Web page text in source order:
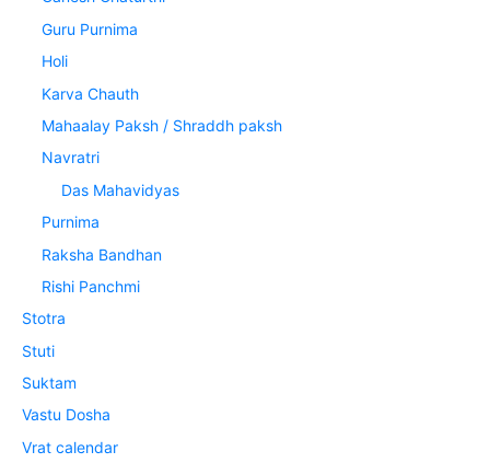
Guru Purnima
Holi
Karva Chauth
Mahaalay Paksh / Shraddh paksh
Navratri
Das Mahavidyas
Purnima
Raksha Bandhan
Rishi Panchmi
Stotra
Stuti
Suktam
Vastu Dosha
Vrat calendar